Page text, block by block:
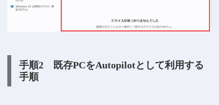
手順2
既存PCをAutopilotとして利用する
手順